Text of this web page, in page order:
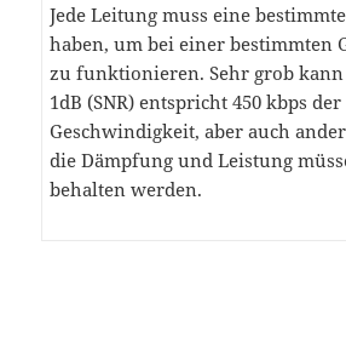
Jede Leitung muss eine
haben, um bei einer bestimmten
zu funktionieren. Sehr grob kann
1dB (SNR) entspricht 450 kbps der
Geschwindigkeit, aber auch
die Dämpfung und Leistung
behalten werden.